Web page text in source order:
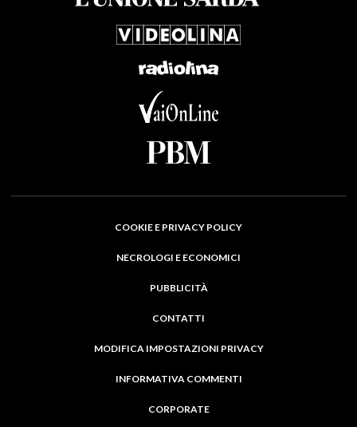
COOKIE E PRIVACY POLICY
NECROLOGI E ECONOMICI
PUBBLICITÀ
CONTATTI
MODIFICA IMPOSTAZIONI PRIVACY
INFORMATIVA COMMENTI
CORPORATE